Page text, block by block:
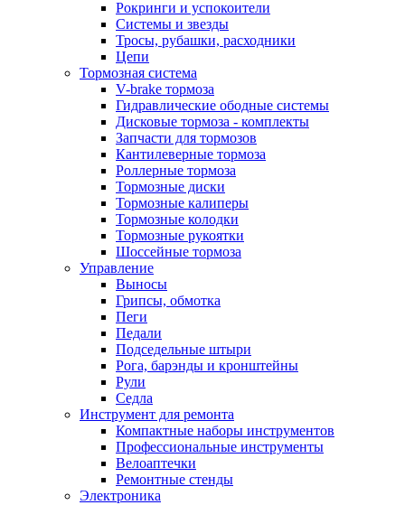
Рокринги и успокоители
Системы и звезды
Тросы, рубашки, расходники
Цепи
Тормозная система
V-brake тормоза
Гидравлические ободные системы
Дисковые тормоза - комплекты
Запчасти для тормозов
Кантилеверные тормоза
Роллерные тормоза
Тормозные диски
Тормозные калиперы
Тормозные колодки
Тормозные рукоятки
Шоссейные тормоза
Управление
Выносы
Грипсы, обмотка
Пеги
Педали
Подседельные штыри
Рога, барэнды и кронштейны
Рули
Седла
Инструмент для ремонта
Компактные наборы инструментов
Профессиональные инструменты
Велоаптечки
Ремонтные стенды
Электроника